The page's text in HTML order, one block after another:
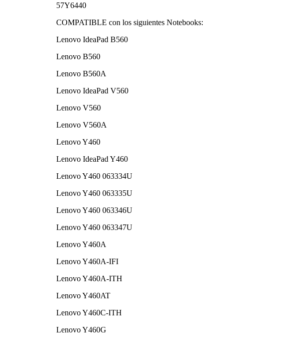
57Y6440
COMPATIBLE con los siguientes Notebooks:
Lenovo IdeaPad B560
Lenovo B560
Lenovo B560A
Lenovo IdeaPad V560
Lenovo V560
Lenovo V560A
Lenovo Y460
Lenovo IdeaPad Y460
Lenovo Y460 063334U
Lenovo Y460 063335U
Lenovo Y460 063346U
Lenovo Y460 063347U
Lenovo Y460A
Lenovo Y460A-IFI
Lenovo Y460A-ITH
Lenovo Y460AT
Lenovo Y460C-ITH
Lenovo Y460G